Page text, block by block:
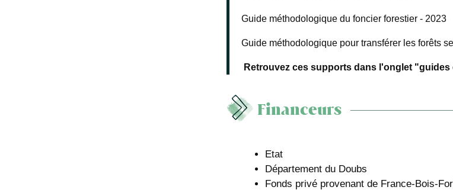
Guide méthodologique du foncier forestier - 2023
Guide méthodologique pour transférer les forêts
Retrouvez ces supports dans l'onglet "guides
Financeurs
Etat
Département du Doubs
Fonds privé provenant de France-Bois-